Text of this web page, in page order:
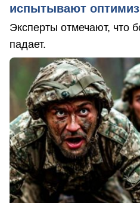
испытывают
Эксперты отмечают, что
падает.